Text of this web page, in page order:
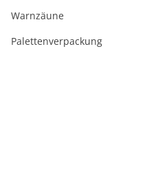
Warnzäune
Palettenverpackung